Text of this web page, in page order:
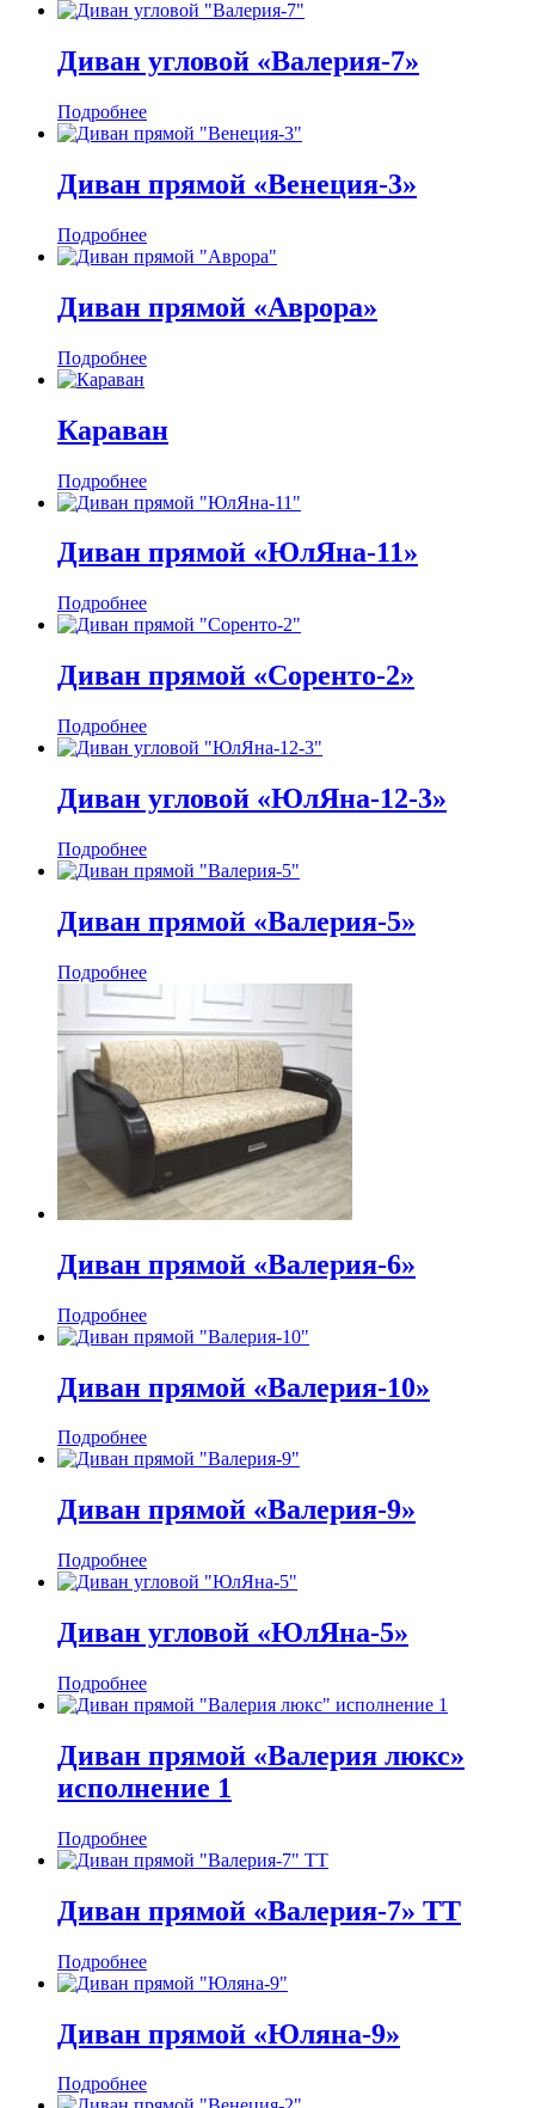
Диван угловой «Валерия-7»
Подробнее
Диван прямой «Венеция-3»
Подробнее
Диван прямой «Аврора»
Подробнее
Караван
Подробнее
Диван прямой «ЮлЯна-11»
Подробнее
Диван прямой «Соренто-2»
Подробнее
Диван угловой «ЮлЯна-12-3»
Подробнее
Диван прямой «Валерия-5»
Подробнее
Диван прямой «Валерия-6»
Подробнее
Диван прямой «Валерия-10»
Подробнее
Диван прямой «Валерия-9»
Подробнее
Диван угловой «ЮлЯна-5»
Подробнее
Диван прямой «Валерия люкс»
исполнение 1
Подробнее
Диван прямой «Валерия-7» ТТ
Подробнее
Диван прямой «Юляна-9»
Подробнее